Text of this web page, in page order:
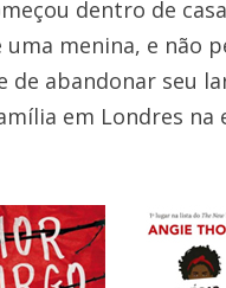
dentro de
menina, e não
abandonar seu
em Londres na